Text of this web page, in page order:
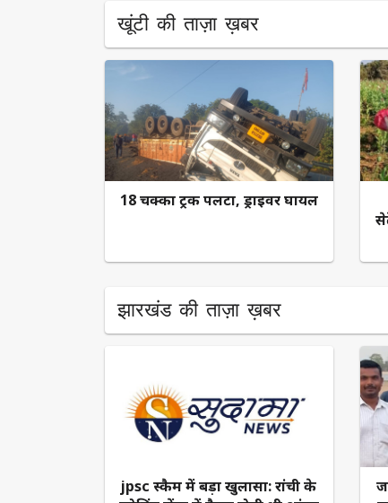
खूंटी की ताज़ा ख़बर
18 चक्का ट्रक पलटा, ड्राइवर घायल
झारखंड की ताज़ा ख़बर
jpsc स्कैम में बड़ा खुलासा: रांची के